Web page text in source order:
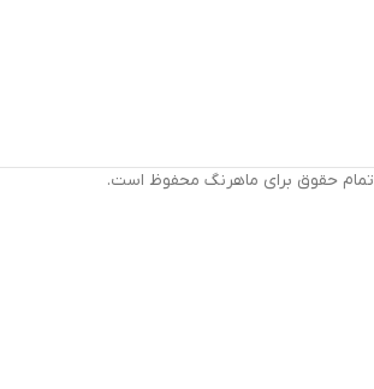
تمام حقوق برای ماهرنگ محفوظ است.